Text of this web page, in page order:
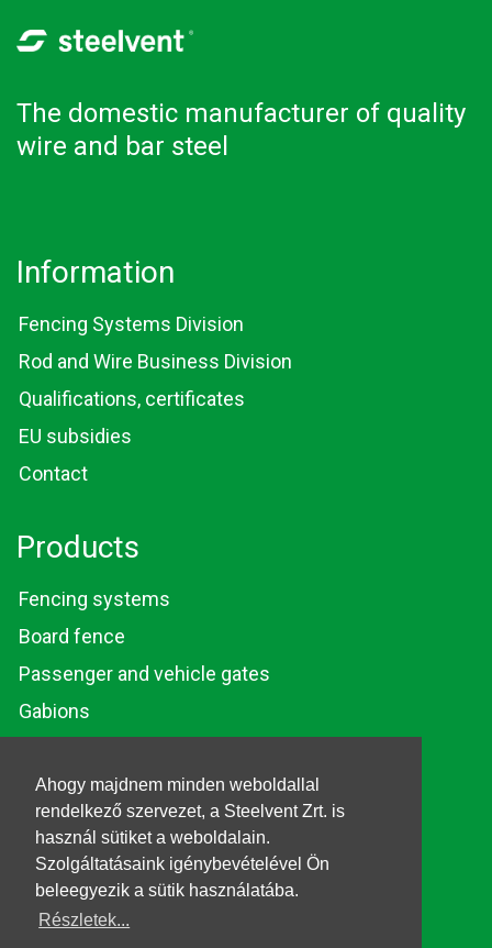
Ahogy majdnem minden weboldallal
rendelkező szervezet, a Steelvent Zrt. is
használ sütiket a weboldalain.
Szolgáltatásaink igénybevételével Ön
beleegyezik a sütik használatába.
Részletek...
The domestic manufacturer of quality
wire and bar steel
Information
Fencing Systems Division
Rod and Wire Business Division
Qualifications, certificates
EU subsidies
Contact
Products
Fencing systems
Board fence
Passenger and vehicle gates
Gabions
© 2026. Steelvent.hu All
rights reserved.